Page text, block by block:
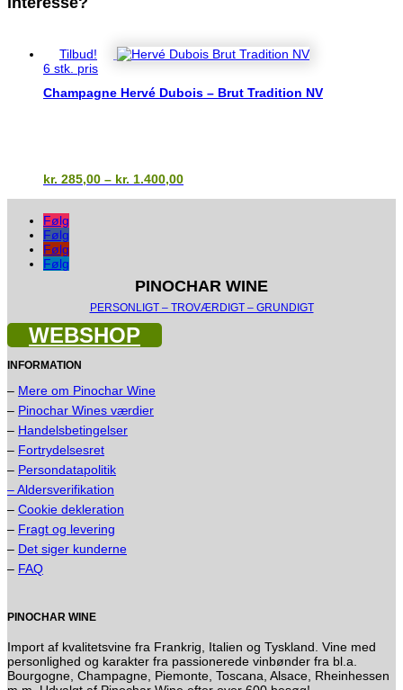
Tilbud!
6 stk. pris
Champagne Hervé Dubois – Brut Tradition NV
kr. 285,00 – kr. 1.400,00Prisinterval:
Følg
Følg
Følg
Følg
PINOCHAR WINE
PERSONLIGT – TROVÆRDIGT – GRUNDIGT
WEBSHOP
INFORMATION
– Mere om Pinochar Wine
– Pinochar Wines værdier
– Handelsbetingelser
– Fortrydelsesret
– Persondatapolitik
– Aldersverifikation
– Cookie dekleration
– Fragt og levering
– Det siger kunderne
– FAQ
PINOCHAR WINE
Import af kvalitetsvine fra Frankrig, Italien og Tyskland. Vine med
personlighed og karakter fra passionerede vinbønder fra bl.a.
Bourgogne, Champagne, Piemonte, Toscana, Alsace, Rheinhessen